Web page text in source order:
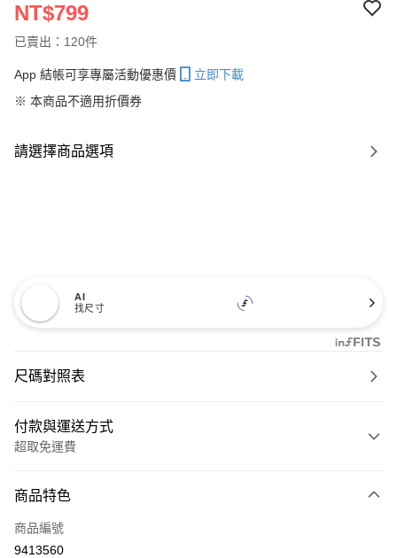
NT$799
已賣出：120件
App 結帳可享專屬活動優惠價
立即下載
※ 本商品不適用折價券
請選擇商品選項
AI
找尺寸
尺碼對照表
付款與運送方式
超取免運費
信用卡一次付款
超商取貨付款
商品特色
商品編號
9413560